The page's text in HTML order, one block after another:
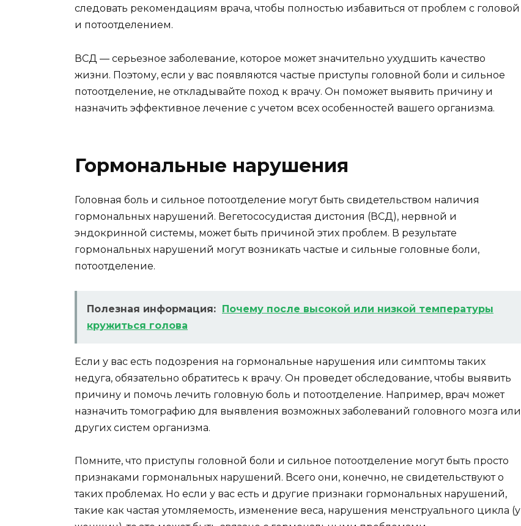
следовать рекомендациям врача, чтобы полностью избавиться от проблем с головой
и потоотделением.
ВСД — серьезное заболевание, которое может значительно ухудшить качество
жизни. Поэтому, если у вас появляются частые приступы головной боли и сильное
потоотделение, не откладывайте поход к врачу. Он поможет выявить причину и
назначить эффективное лечение с учетом всех особенностей вашего организма.
Гормональные нарушения
Головная боль и сильное потоотделение могут быть свидетельством наличия
гормональных нарушений. Вегетососудистая дистония (ВСД), нервной и
эндокринной системы, может быть причиной этих проблем. В результате
гормональных нарушений могут возникать частые и сильные головные боли,
потоотделение.
Полезная информация: Почему после высокой или низкой температуры
кружиться голова
Если у вас есть подозрения на гормональные нарушения или симптомы таких
недуга, обязательно обратитесь к врачу. Он проведет обследование, чтобы выявить
причину и помочь лечить головную боль и потоотделение. Например, врач может
назначить томографию для выявления возможных заболеваний головного мозга или
других систем организма.
Помните, что приступы головной боли и сильное потоотделение могут быть просто
признаками гормональных нарушений. Всего они, конечно, не свидетельствуют о
таких проблемах. Но если у вас есть и другие признаки гормональных нарушений,
такие как частая утомляемость, изменение веса, нарушения менструального цикла (у